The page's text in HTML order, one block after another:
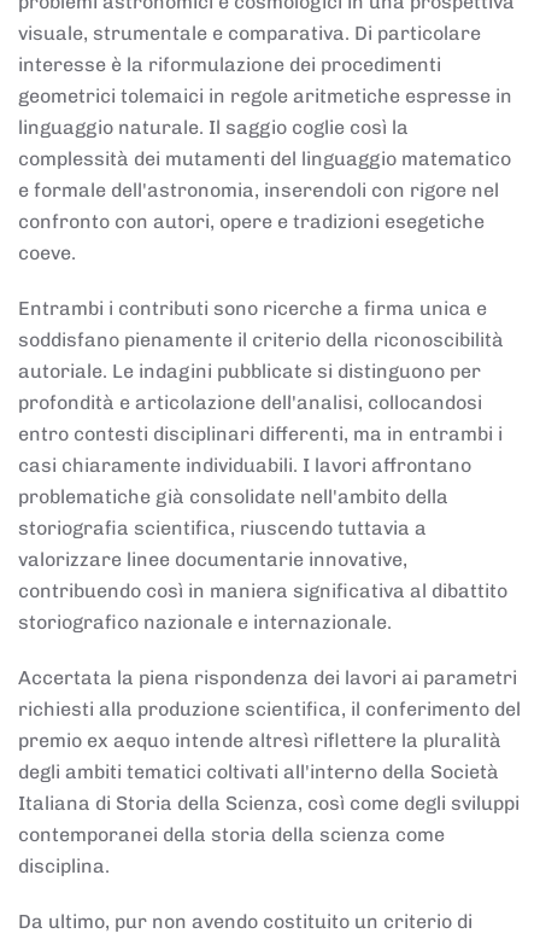
visuale, strumentale e comparativa. Di particolare
interesse è la riformulazione dei procedimenti
geometrici tolemaici in regole aritmetiche espresse in
linguaggio naturale. Il saggio coglie così la
complessità dei mutamenti del linguaggio matematico
e formale dell'astronomia, inserendoli con rigore nel
confronto con autori, opere e tradizioni esegetiche
coeve.
Entrambi i contributi sono ricerche a firma unica e
soddisfano pienamente il criterio della riconoscibilità
autoriale. Le indagini pubblicate si distinguono per
profondità e articolazione dell'analisi, collocandosi
entro contesti disciplinari differenti, ma in entrambi i
casi chiaramente individuabili. I lavori affrontano
problematiche già consolidate nell'ambito della
storiografia scientifica, riuscendo tuttavia a
valorizzare linee documentarie innovative,
contribuendo così in maniera significativa al dibattito
storiografico nazionale e internazionale.
Accertata la piena rispondenza dei lavori ai parametri
richiesti alla produzione scientifica, il conferimento del
premio ex aequo intende altresì riflettere la pluralità
degli ambiti tematici coltivati all'interno della Società
Italiana di Storia della Scienza, così come degli sviluppi
contemporanei della storia della scienza come
disciplina.
Da ultimo, pur non avendo costituito un criterio di